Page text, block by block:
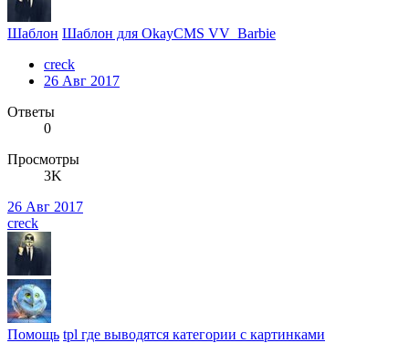
Шаблон Шаблон для OkayCMS VV_Barbie
creck
26 Авг 2017
Ответы
0
Просмотры
3K
26 Авг 2017
creck
Помощь tpl где выводятся категории с картинками